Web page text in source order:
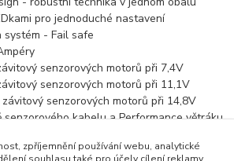
pro jednoduché nastavení
- Fail safe
senzorových motorů při 7,4V
senzorových motorů při 11,1V
senzorových motorů při 14,8V
senzorového kabelu a Performance větráku
zpříjemnění používání webu, analytické